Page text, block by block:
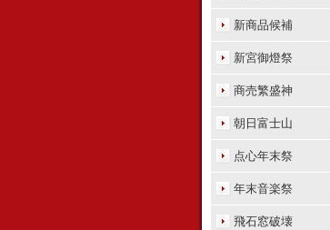
新商品候補
新宮御燈祭
商売繁盛神
朝日富士山
点心年末祭
年末音楽祭
飛石窓破壊